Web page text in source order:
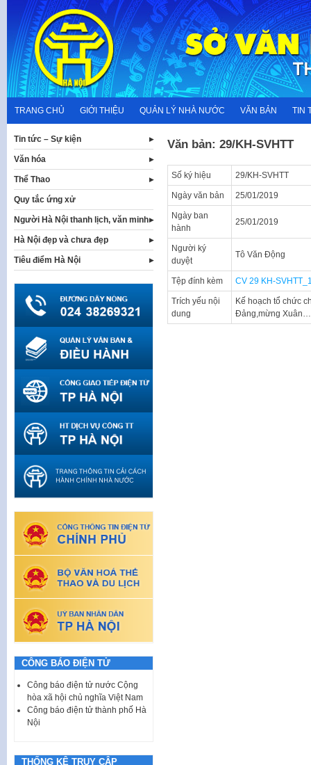
content
TRANG CHỦ GIỚI THIỆU QUẢN LÝ NHÀ NƯỚC VĂN BẢN TIN
Văn bản: 29/KH-SVHTT
Số ký hiệu 29/KH-SVHTT
Ngày văn bản 25/01/2019
Ngày ban
hành
25/01/2019
Người ký
duyệt
Tô Văn Động
Tệp đính kèm CV 29 KH-
Trích yếu nội
dung
Kế hoạch tổ chức
Đảng,mừng Xuân…
Tin tức – Sự kiện
Văn hóa
Thể Thao
Quy tắc ứng xử
Người Hà Nội thanh lịch, văn minh
Hà Nội đẹp và chưa đẹp
Tiêu điểm Hà Nội
CÔNG BÁO ĐIỆN TỬ
Công báo điện tử nước Cộng
hòa xã hội chủ nghĩa Việt Nam
Công báo điện tử thành phố Hà
Nội
THỐNG KÊ TRUY CẬP